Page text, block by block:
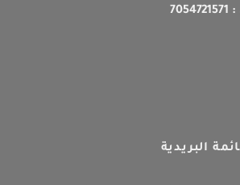
البريدية